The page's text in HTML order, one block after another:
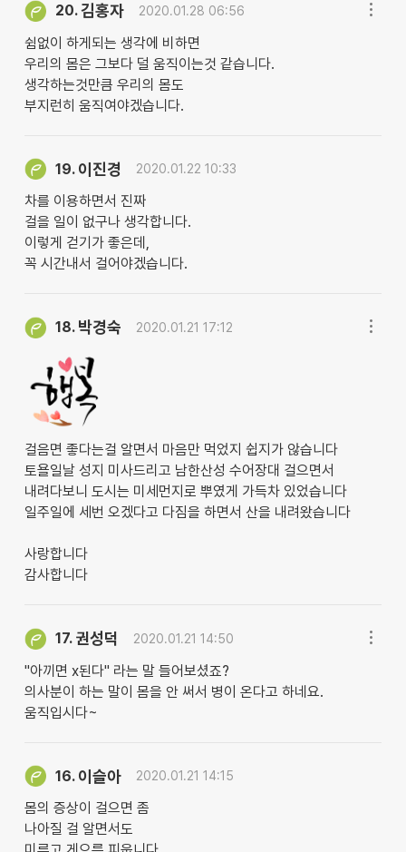
20.김홍자 2020.01.28 06:56
쉼없이 하게되는 생각에 비하면
우리의 몸은 그보다 덜 움직이는것 같습니다.
생각하는것만큼 우리의 몸도
부지런히 움직여야겠습니다.
19. 이진경 2020.01.22 10:33
차를 이용하면서 진짜
걸을 일이 없구나 생각합니다.
이렇게 걷기가 좋은데,
꼭 시간내서 걸어야겠습니다.
18. 박경숙 2020.01.21 17:12
걸음면 좋다는걸 알면서 마음만 먹었지 쉽지가 않습니다
토욜일날 성지 미사드리고 남한산성 수어장대 걸으면서
내려다보니 도시는 미세먼지로 뿌였게 가득차 있었습니다
일주일에 세번 오겠다고 다짐을 하면서 산을 내려왔습니다
사랑합니다
감사합니다
17. 권성덕 2020.01.21 14:50
"아끼면 x된다" 라는 말 들어보셨죠?
의사분이 하는 말이 몸을 안 써서 병이 온다고 하네요.
움직입시다~
16. 이슬아 2020.01.21 14:15
몸의 증상이 걸으면 좀
나아질 걸 알면서도